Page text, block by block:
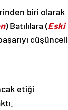
biri olarak
) Batılılara (Eski
düşünceli
etiği